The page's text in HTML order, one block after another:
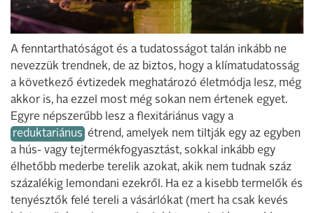
A fenntarthatóságot és a tudatosságot talán inkább ne
nevezzük trendnek, de az biztos, hogy a klímatudatosság
a következő évtizedek meghatározó életmódja lesz, még
akkor is, ha ezzel most még sokan nem értenek egyet.
Egyre népszerűbb lesz a flexitáriánus vagy a
reduktariánus étrend, amelyek nem tiltják egy az egyben
a hús- vagy tejtermékfogyasztást, sokkal inkább egy
élhetőbb mederbe terelik azokat, akik nem tudnak száz
százalékig lemondani ezekről. Ha ez a kisebb termelők és
tenyésztők felé tereli a vásárlókat (mert ha csak kevés